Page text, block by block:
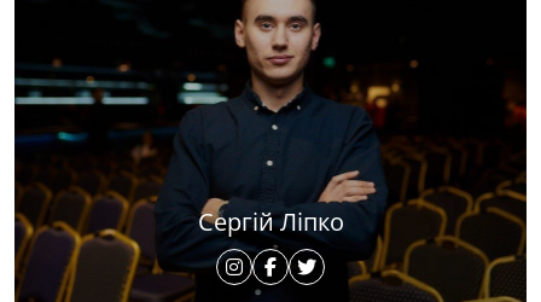
Сергій Ліпко